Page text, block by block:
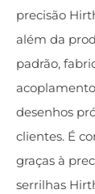
precisão
além da
padrão,
desenhos
clientes. É
graças à
serrilhas